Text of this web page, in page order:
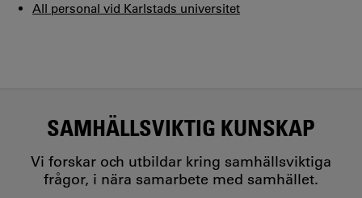
All personal vid Karlstads universitet
SAMHÄLLSVIKTIG KUNSKAP
Vi forskar och utbildar kring samhällsviktiga
frågor, i nära samarbete med samhället.